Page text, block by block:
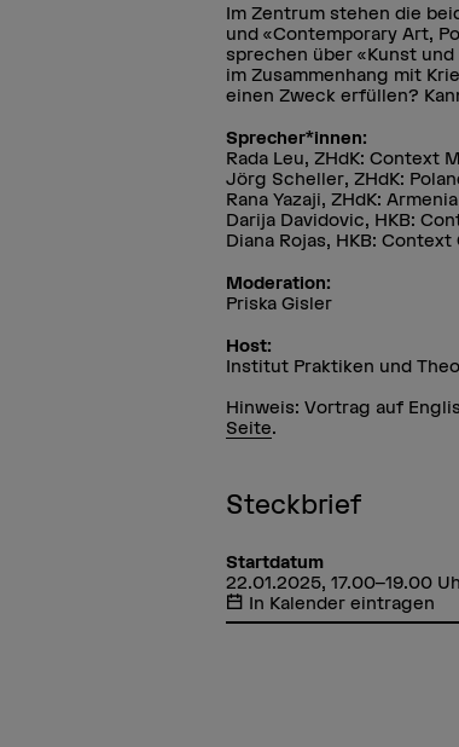
Im Zentrum stehen die
und «Contemporary Art,
sprechen über «Kunst
im Zusammenhang mit
einen Zweck erfüllen?
Sprecher*innen:
Rada Leu, ZHdK: Context
Jörg Scheller, ZHdK:
Rana Yazaji, ZHdK: Armenia
Darija Davidovic, HKB:
Diana Rojas, HKB: Context
Moderation:
Priska Gisler
Host:
Institut Praktiken und
Hinweis: Vortrag auf
Seite.
Steckbrief
Startdatum
22.01.2025, 17.00–19.00
In Kalender eintragen